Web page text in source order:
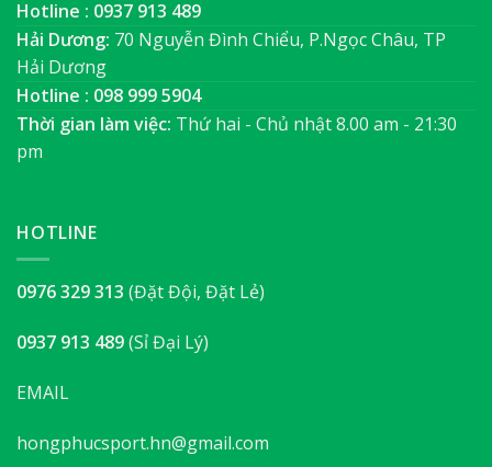
Hotline : 0937 913 489
Hải Dương: 70 Nguyễn Đình Chiểu, P.Ngọc Châu, TP
Hải Dương
Hotline : 098 999 5904
Thời gian làm việc: Thứ hai - Chủ nhật 8.00 am - 21:30
pm
HOTLINE
0976 329 313 (Đặt Đội, Đặt Lẻ)
0937 913 489(Sỉ Đại Lý)
EMAIL
hongphucsport.hn@gmail.com